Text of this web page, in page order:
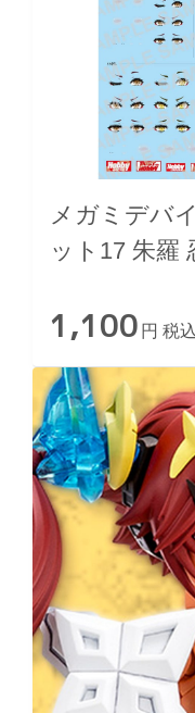
メガミデバ
ット17 朱羅
1,100 円 税込